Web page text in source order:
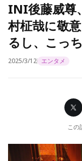
INI後藤威尊
村柾哉に敬
るし、こっ
2025/3/12 エンタメ
この